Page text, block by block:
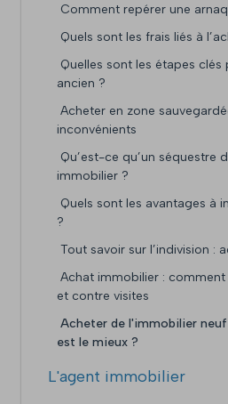
Comment repérer une
Quels sont les frais liés à
Quelles sont les étapes
ancien ?
Acheter en zone
inconvénients
Qu’est-ce qu’un séquestre
immobilier ?
Quels sont les avantages à
?
Tout savoir sur l’indivision :
Achat immobilier :
et contre visites
Acheter de l'immobilier
est le mieux ?
L'agent immobilier